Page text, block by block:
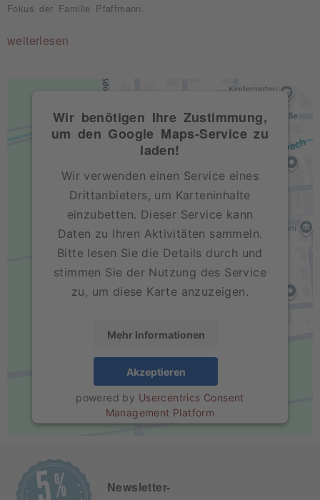
Fokus der Familie Pfaffmann.
weiterlesen
Wir benötigen Ihre Zustimmung,
um den Google Maps-Service zu
laden!
Wir verwenden einen Service eines
Drittanbieters, um Karteninhalte
einzubetten. Dieser Service kann
Daten zu Ihren Aktivitäten sammeln.
Bitte lesen Sie die Details durch und
stimmen Sie der Nutzung des Service
zu, um diese Karte anzuzeigen.
Mehr Informationen
Akzeptieren
powered by Usercentrics Consent
Management Platform
Newsletter-